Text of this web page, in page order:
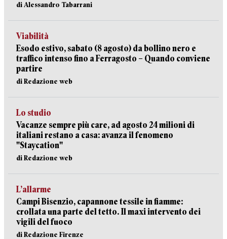
di Alessandro Tabarrani
Viabilità
Esodo estivo, sabato (8 agosto) da bollino nero e
traffico intenso fino a Ferragosto – Quando conviene
partire
di Redazione web
Lo studio
Vacanze sempre più care, ad agosto 24 milioni di
italiani restano a casa: avanza il fenomeno
"Staycation"
di Redazione web
L’allarme
Campi Bisenzio, capannone tessile in fiamme:
crollata una parte del tetto. Il maxi intervento dei
vigili del fuoco
di Redazione Firenze